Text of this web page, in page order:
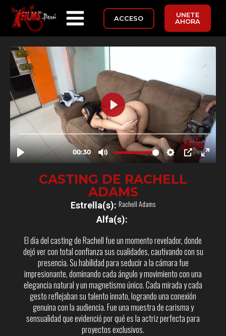
ACCESO
UNETE
AHORA
CASTING DE RACHELL
ADAMS
Estrella(s): Rachell Adams
Alfa(s):
El día del casting de Rachell fue un momento revelador, donde
dejó ver con total confianza sus cualidades, cautivando con su
presencia. Su habilidad para seducir a la cámara fue
impresionante, dominando cada ángulo y movimiento con una
elegancia natural y un magnetismo único. Cada mirada y cada
gesto reflejaban su talento innato, logrando una conexión
genuina con la audiencia. Fue una muestra de carisma y
sensualidad que evidenció por qué es la actriz perfecta para
proyectos exclusivos.